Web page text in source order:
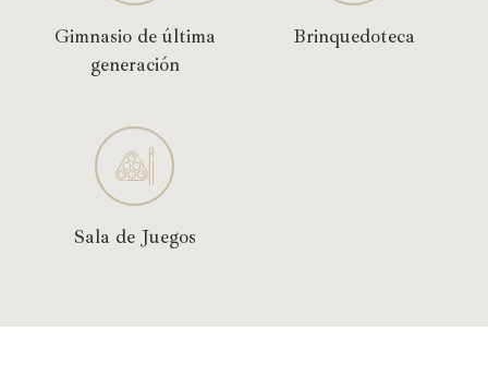
Gimnasio de última
generación
Brinquedoteca
Sala de Juegos